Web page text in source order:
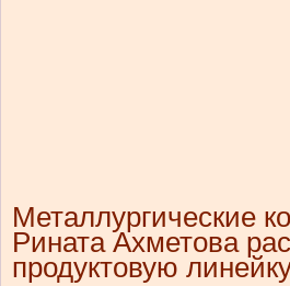
Металлургические
Рината Ахметова
продуктовую